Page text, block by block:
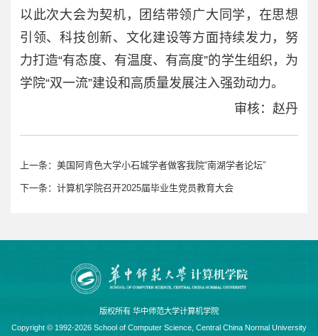
以此次大会为契机，团结带领广大同学，在思想
引领、科技创新、文化建设等方面持续发力，努
力打造“有态度、有温度、有高度”的学生组织，为
学院“双一流”建设和高质量发展注入强劲动力。
审核：赵丹
上一条： 美国阿肯色大学小石城学者做客我院“南湖学者论坛”
下一条： 计算机学院召开2025届毕业生党员教育大会
版权所有 华中师范大学计算机学院
Copyright © 1992-2026 School of Computer Science, Central China Normal University